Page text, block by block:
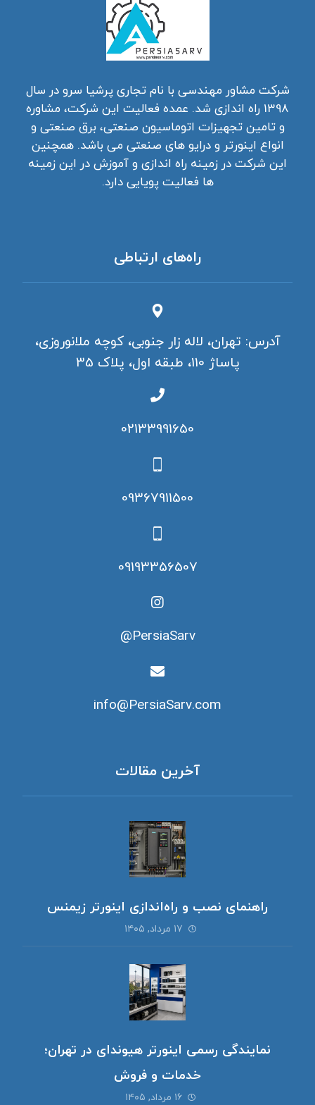
شرکت مشاور مهندسی با نام تجاری پرشیا سرو در سال
1398 راه اندازی شد. عمده فعالیت این شرکت، مشاوره
و تامین تجهیزات اتوماسیون صنعتی، برق صنعتی و
انواع اینورتر و درایو های صنعتی می باشد. همچنین
این شرکت در زمینه راه اندازی و آموزش در این زمینه
ها فعالیت پویایی دارد.
راه‌های ارتباطی
آدرس: تهران، لاله زار جنوبی، کوچه ملانوروزی،
پاساژ 110، طبقه اول، پلاک 35
02133991650
09367911500
09193356507
PersiaSarv@
info@PersiaSarv.com
آخرین مقالات
راهنمای نصب و راه‌اندازی اینورتر زیمنس
۱۷ مرداد, ۱۴۰۵
نمایندگی رسمی اینورتر هیوندای در تهران؛
خدمات و فروش
۱۶ مرداد, ۱۴۰۵